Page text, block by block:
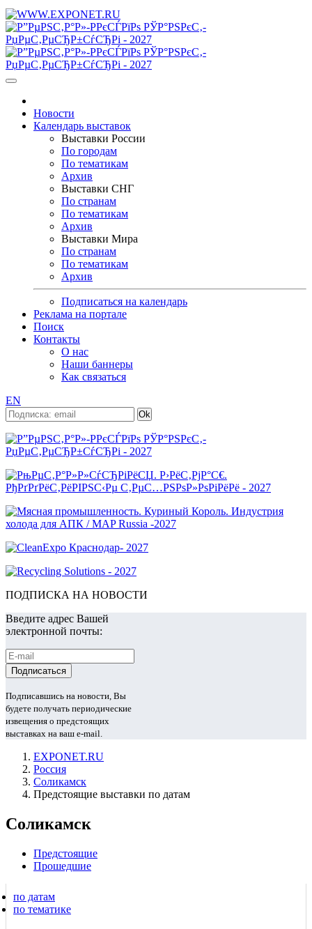
Новости
Календарь выставок
Выставки России
По городам
По тематикам
Архив
Выставки СНГ
По странам
По тематикам
Архив
Выставки Мира
По странам
По тематикам
Архив
Подписаться на календарь
Реклама на портале
Поиск
Контакты
О нас
Наши баннеры
Как связаться
EN
ПОДПИСКА НА НОВОСТИ
Введите адрес Вашей
электронной почты:
Подписавшись на новости, Вы
будете получать периодические
извещения о предстоящих
выставках на ваш e-mail.
EXPONET.RU
Россия
Соликамск
Предстоящие выставки по датам
Соликамск
Предстоящие
Прошедшие
по датам
по тематике